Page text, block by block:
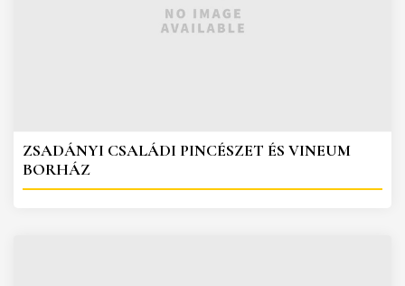
ZSADÁNYI CSALÁDI PINCÉSZET ÉS VINEUM
BORHÁZ